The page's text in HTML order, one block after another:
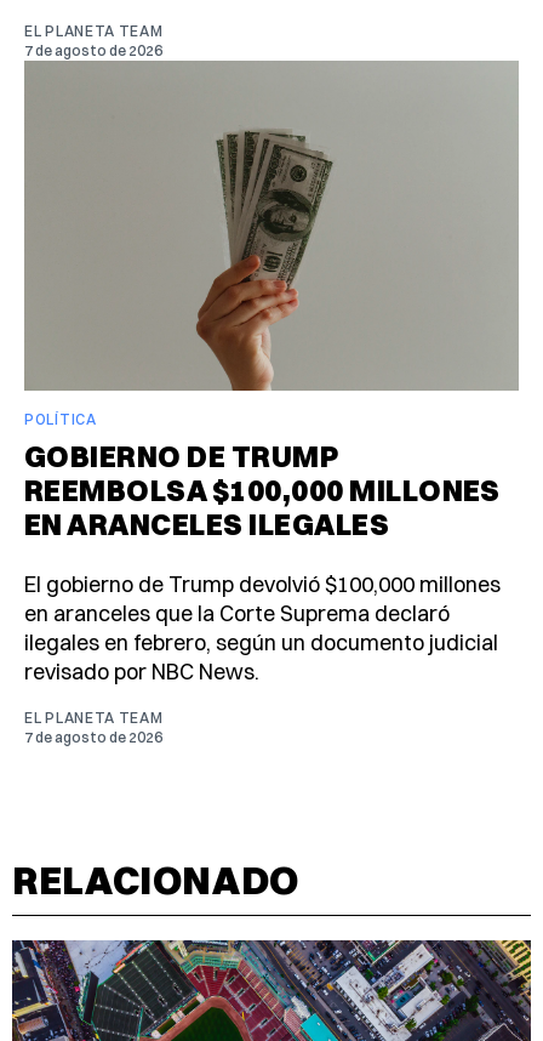
EL PLANETA TEAM
7 de agosto de 2026
POLÍTICA
GOBIERNO DE TRUMP
REEMBOLSA $100,000 MILLONES
EN ARANCELES ILEGALES
El gobierno de Trump devolvió $100,000 millones
en aranceles que la Corte Suprema declaró
ilegales en febrero, según un documento judicial
revisado por NBC News.
EL PLANETA TEAM
7 de agosto de 2026
RELACIONADO